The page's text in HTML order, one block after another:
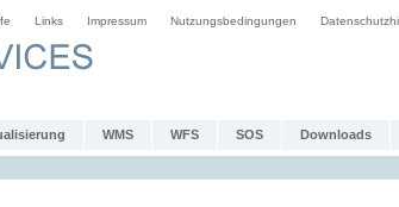
Links Impressum Nutzungsbedingungen
WMS WFS SOS Downloads